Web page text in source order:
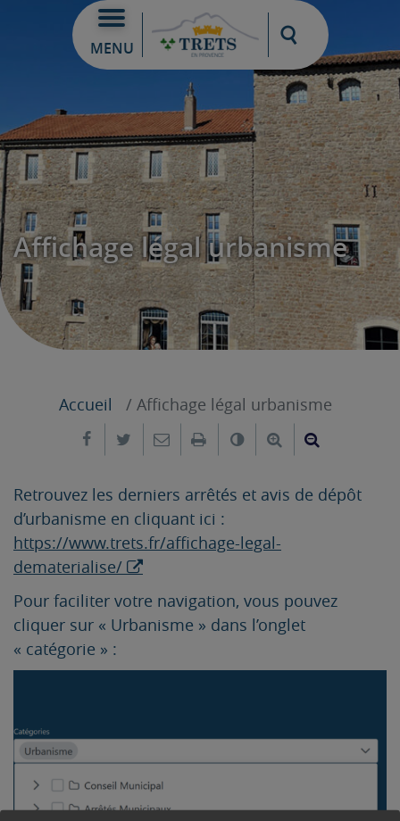
MENU
Moteur de
Affichage légal urbanisme
Accueil
Affichage légal urbanisme
Partager sur Facebook
Partager sur Twitter
Envoyer par e-mail
ImprimerChanger leAgrandir le
Retrouvez les derniers arrêtés et avis de dépôt
d’urbanisme en cliquant ici :
https://www.trets.fr/affichage-legal-
dematerialise/
Pour faciliter votre navigation, vous pouvez
cliquer sur « Urbanisme » dans l’onglet
« catégorie » :